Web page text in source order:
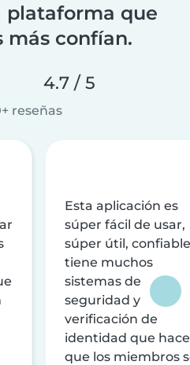
plataforma que
más confían.
4.7 / 5
reseñas
Esta aplicación es
súper fácil de usar,
súper útil,
tiene muchos
sistemas de
seguridad y
verificación de
identidad que
que los miembros